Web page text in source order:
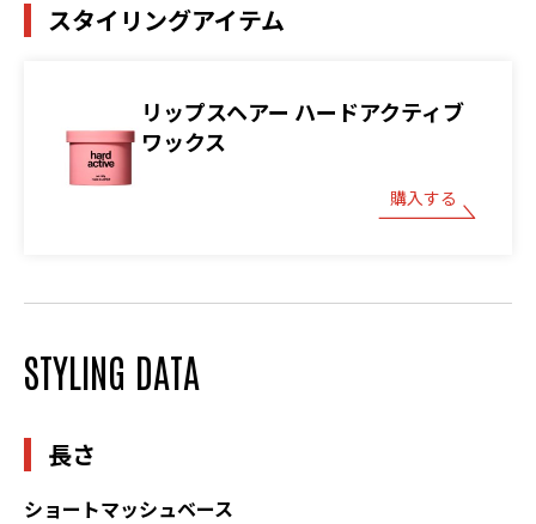
スタイリングアイテム
リップスヘアー ハードアクティブ
ワックス
購入する
STYLING DATA
長さ
ショートマッシュベース